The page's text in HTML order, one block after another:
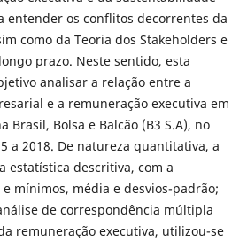
entender os conflitos decorrentes da
como da Teoria dos Stakeholders e
prazo. Neste sentido, esta
analisar a relação entre a
e a remuneração executiva em
Brasil, Bolsa e Balcão (B3 S.A), no
a 2018. De natureza quantitativa, a
estatística descritiva, com a
mínimos, média e desvios-padrão;
de correspondência múltipla
remuneração executiva, utilizou-se